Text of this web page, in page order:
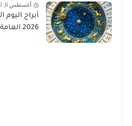
أغسطس 6, 2026
2026 العامة في الحب والعمل...